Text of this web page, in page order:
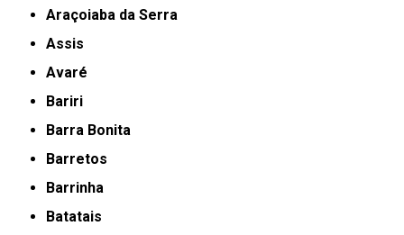
Araçoiaba da Serra
Assis
Avaré
Bariri
Barra Bonita
Barretos
Barrinha
Batatais